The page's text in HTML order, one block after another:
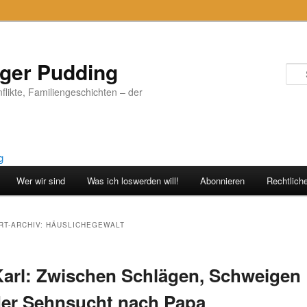
Pudding
Familiengeschichten – der
Wer wir sind Was ich loswerden will! Abonnieren
ARCHIV:HÄUSLICHEGEWALT
Zwischen Schlägen, Schweigen